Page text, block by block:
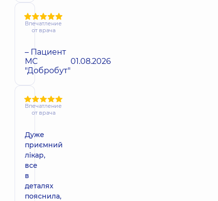
Впечатление
от врача
– Пациент
МС
"Добробут"
01.08.2026
Впечатление
от врача
Дуже
приємний
лікар,
все
в
деталях
пояснила,